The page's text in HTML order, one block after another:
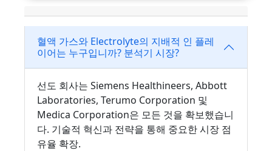
혈액 가스와 Electrolyte의 지배적 인 플레
이어는 누구입니까? 분석기 시장?
선도 회사는 Siemens Healthineers, Abbott
Laboratories, Terumo Corporation 및
Medica Corporation은 모든 것을 확보했습니
다. 기술적 혁신과 전략을 통해 중요한 시장 점
유율 확장.